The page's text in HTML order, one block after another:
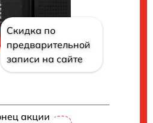
Скидка по
предварительной
записи на сайте
акции